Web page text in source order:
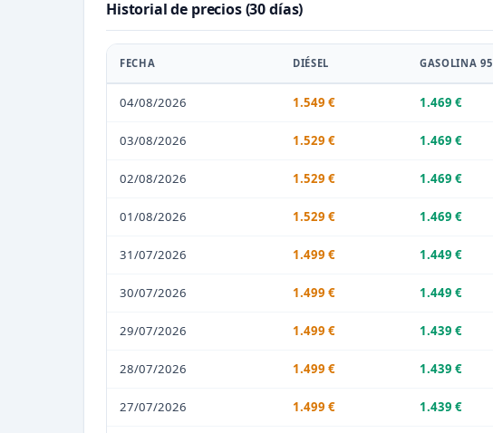
Historial de precios (30 días)
FECHA DIÉSEL GASOLINA 95
04/08/2026 1.549 € 1.469 €
03/08/2026 1.529 € 1.469 €
02/08/2026 1.529 € 1.469 €
01/08/2026 1.529 € 1.469 €
31/07/2026 1.499 € 1.449 €
30/07/2026 1.499 € 1.449 €
29/07/2026 1.499 € 1.439 €
28/07/2026 1.499 € 1.439 €
27/07/2026 1.499 € 1.439 €